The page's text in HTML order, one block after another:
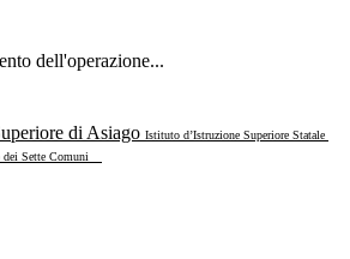
dell'operazione...
Istituto d’Istruzione Superiore Statale
Sette Comuni